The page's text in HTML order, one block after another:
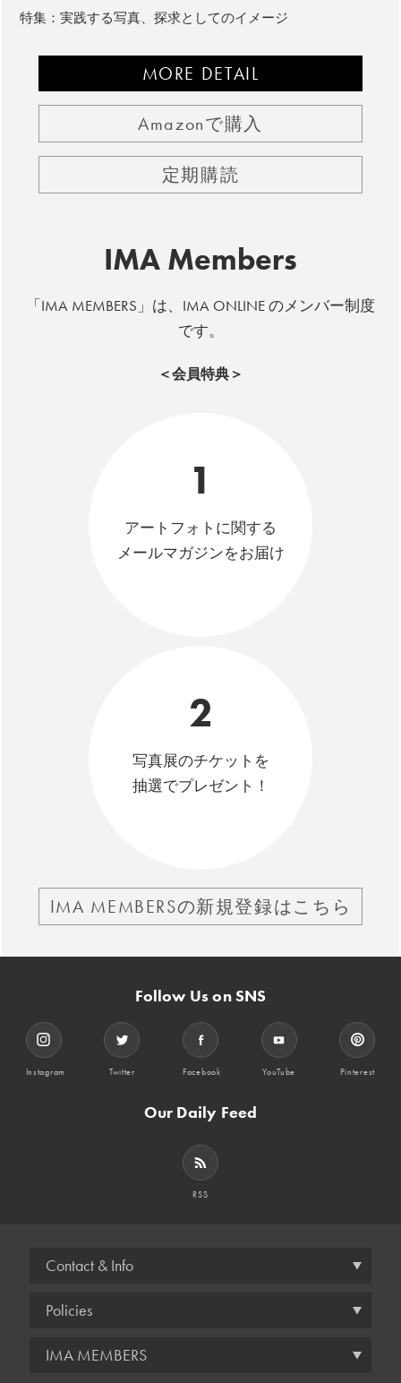
特集：実践する写真、探求としてのイメージ
MORE DETAIL
Amazonで購入
定期購読
IMA Members
「IMA MEMBERS」は、IMA ONLINE のメンバー制度
です。
＜会員特典＞
1
アートフォトに関する
メールマガジンをお届け
2
写真展のチケットを
抽選でプレゼント！
IMA MEMBERSの新規登録はこちら
Follow Us on SNS
Instagram Twitter Facebook YouTube Pinterest
Our Daily Feed
RSS
Contact & Info
Policies
IMA MEMBERS